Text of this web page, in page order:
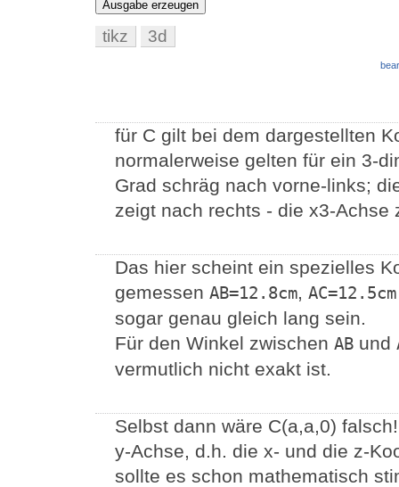
Ausgabe erzeugen
tikz 3d
für C gilt bei dem dargestellten
normalerweise gelten für ein 3-
Grad schräg nach vorne-links;
zeigt nach rechts - die x3-Achse
Das hier scheint ein spezielles
gemessen AB=12.8cm, AC=12.5cm
sogar genau gleich lang sein.
Für den Winkel zwischen AB und
vermutlich nicht exakt ist.
Selbst dann wäre C(a,a,0)
y-Achse, d.h. die x- und die z-
sollte es schon mathematisch